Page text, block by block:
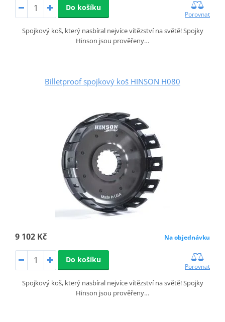
Do košíku
Porovnat
Spojkový koš, který nasbíral nejvíce vítězství na světě! Spojky
Hinson jsou prověřeny…
Billetproof spojkový koš HINSON H080
9 102 Kč Na objednávku
Do košíku
Porovnat
Spojkový koš, který nasbíral nejvíce vítězství na světě! Spojky
Hinson jsou prověřeny…